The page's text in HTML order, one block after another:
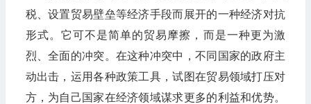
税、设置贸易壁垒等经济手段而展开的一种经济对抗
形式。它可不是简单的贸易摩擦，而是一种更为激
烈、全面的冲突。在这种冲突中，不同国家的政府主
动出击，运用各种政策工具，试图在贸易领域打压对
方，为自己国家在经济领域谋求更多的利益和优势。